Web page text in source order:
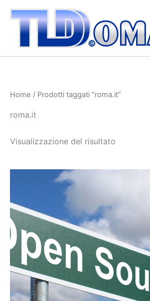
contenuto
Home / Prodotti taggati “roma.it”
roma.it
Visualizzazione del risultato